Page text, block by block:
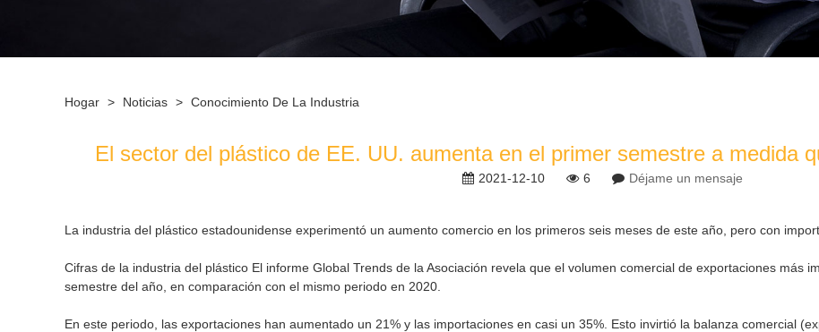
Hogar > Noticias > Conocimiento De La Industria
El sector del plástico de EE. UU. aumenta en el primer semestre a medida
2021-12-10 6 Déjame un mensaje
La industria del plástico estadounidense experimentó un aumento comercio en los primeros seis meses de este año, pero con
Cifras de la industria del plástico El informe Global Trends de la Asociación revela que el volumen comercial de exportaciones más
semestre del año, en comparación con el mismo periodo en 2020.
En este periodo, las exportaciones han aumentado un 21% y las importaciones en casi un 35%. Esto invirtió la balanza comercial